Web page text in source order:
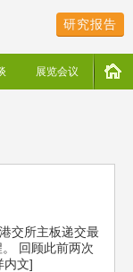
研究报告
展览会议
交所主板递交最
回顾此前两次
内文]